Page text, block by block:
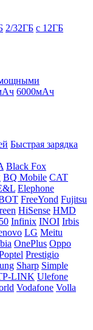
2/32ГБ с 12ГБ
6000мАч
Быстрая зарядка
Black Fox
BQ Mobile CAT
Elephone
FreeYond Fujitsu
HiSense HMD
Infinix INOI Irbis
LG Meitu
OnePlus Oppo
Prestigio
Sharp Simple
LINK Ulefone
Vodafone Volla